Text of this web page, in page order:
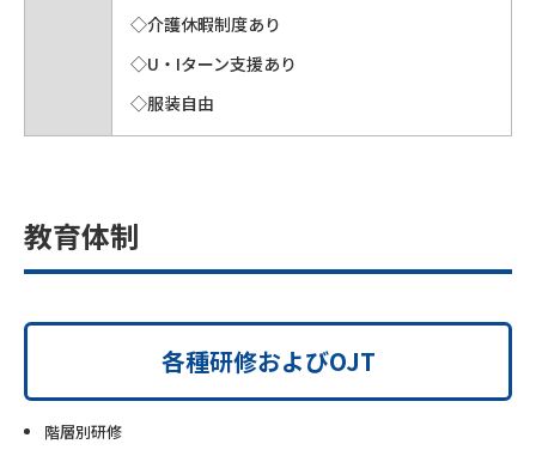
◇介護休暇制度あり
◇U・Iターン支援あり
◇服装自由
教育体制
各種研修およびOJT
階層別研修